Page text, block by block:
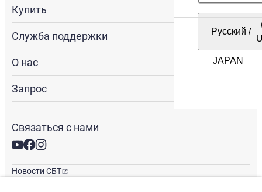
Русский /
Купить
Служба поддержки
О нас
Запрос
Связаться с нами
Новости СБТ